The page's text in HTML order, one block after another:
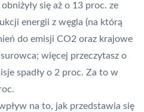
się aż o 13 proc. ze
energii z węgla (na którą
do emisji CO2 oraz krajowe
więcej przeczytasz o
spadły o 2 proc. Za to w
na to, jak przedstawia się